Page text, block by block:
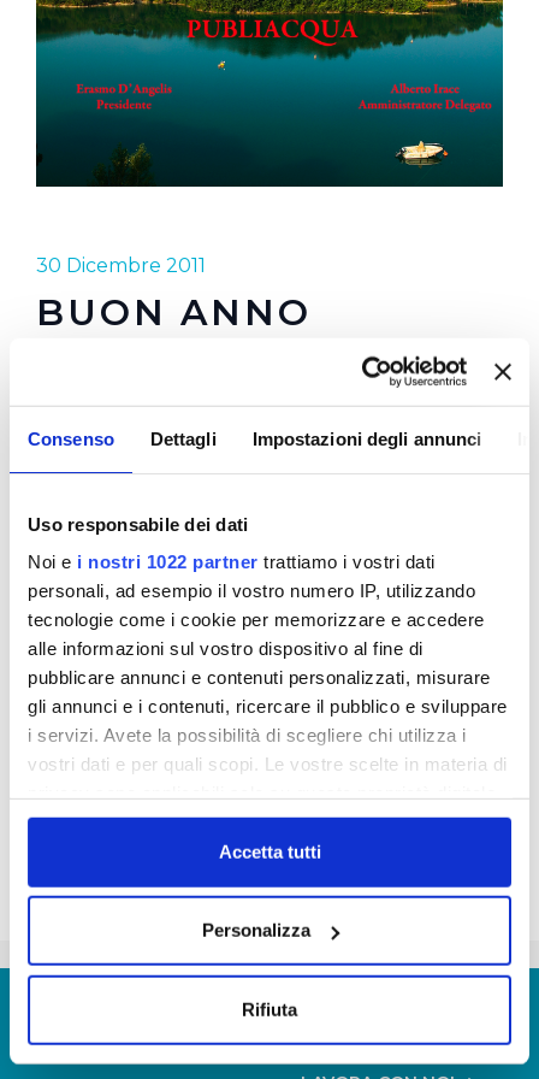
Consenso Dettagli Impostazioni degli annunci
Uso responsabile dei dati
Noi e i nostri 1022 partner trattiamo i vostri dati
personali, ad esempio il vostro numero IP, utilizzando
tecnologie come i cookie per memorizzare e accedere
alle informazioni sul vostro dispositivo al fine di
pubblicare annunci e contenuti personalizzati, misurare
gli annunci e i contenuti, ricercare il pubblico e sviluppare
i servizi. Avete la possibilità di scegliere chi utilizza i
vostri dati e per quali scopi. Le vostre scelte in materia di
in cui avete effettuato le vostre scelte. È possibile
modificare o revocare il proprio consenso in qualsiasi
momento dalla Dichiarazione sui cookie o facendo clic
Con il tuo consenso, vorremmo anche:
raccogliere informazioni sulla tua posizione
Accetta tutti
Personalizza
Rifiuta
30 Dicembre 2011
BUON ANNO
60 milioni di euro investiti nel 2011.
equivalenti a 32 milioni di bottiglie di plastica da
0,5 litri non prodotte
per 10 milioni di euro risparmiati dalle famiglie.
Publiacqua augura a tutti un 2012 di qualità
pubbliacqua_-_auguri_di_buon_2012.mp3
GIUDICA IL SERVIZIO